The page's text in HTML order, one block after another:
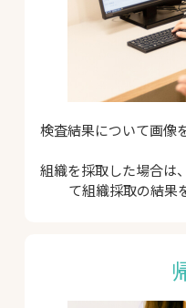
検査結果について画像
組織を採取した場合は
て組織採取の結果